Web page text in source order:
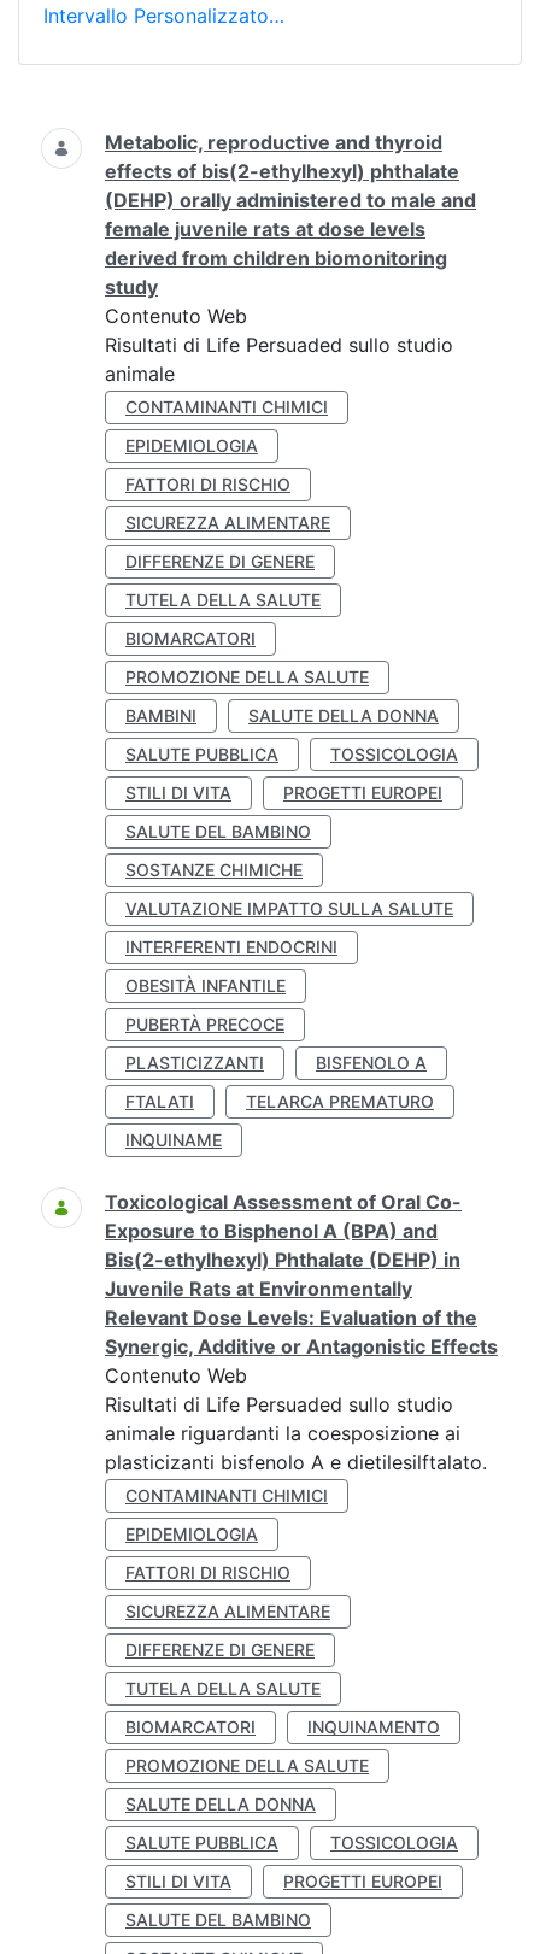
Intervallo Personalizzato…
Ricerca
Metabolic, reproductive and thyroid
effects of bis(2-ethylhexyl) phthalate
(DEHP) orally administered to male and
female juvenile rats at dose levels
derived from children biomonitoring
study
Contenuto Web
Risultati di Life Persuaded sullo studio
animale
CONTAMINANTI CHIMICI
EPIDEMIOLOGIA
FATTORI DI RISCHIO
SICUREZZA ALIMENTARE
DIFFERENZE DI GENERE
TUTELA DELLA SALUTE
BIOMARCATORI
PROMOZIONE DELLA SALUTE
BAMBINI
SALUTE DELLA DONNA
SALUTE PUBBLICA
TOSSICOLOGIA
STILI DI VITA
PROGETTI EUROPEI
SALUTE DEL BAMBINO
SOSTANZE CHIMICHE
VALUTAZIONE IMPATTO SULLA SALUTE
INTERFERENTI ENDOCRINI
OBESITÀ INFANTILE
PUBERTÀ PRECOCE
PLASTICIZZANTI
BISFENOLO A
FTALATI
TELARCA PREMATURO
INQUINAME
Toxicological Assessment of Oral Co-
Exposure to Bisphenol A (BPA) and
Bis(2-ethylhexyl) Phthalate (DEHP) in
Juvenile Rats at Environmentally
Relevant Dose Levels: Evaluation of the
Synergic, Additive or Antagonistic Effects
Contenuto Web
Risultati di Life Persuaded sullo studio
animale riguardanti la coesposizione ai
plasticizanti bisfenolo A e dietilesilftalato.
CONTAMINANTI CHIMICI
EPIDEMIOLOGIA
FATTORI DI RISCHIO
SICUREZZA ALIMENTARE
DIFFERENZE DI GENERE
TUTELA DELLA SALUTE
BIOMARCATORI
INQUINAMENTO
PROMOZIONE DELLA SALUTE
SALUTE DELLA DONNA
SALUTE PUBBLICA
TOSSICOLOGIA
STILI DI VITA
PROGETTI EUROPEI
SALUTE DEL BAMBINO